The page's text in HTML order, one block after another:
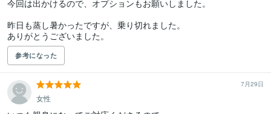
今回は出かけるので、オプションもお願いしました。
昨日も蒸し暑かったですが、乗り切れました。
ありがとうございました。
参考になった
7月29日
女性